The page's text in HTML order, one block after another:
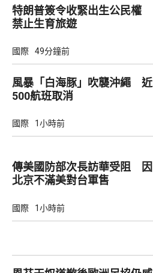
特朗普簽令收緊出生公民權
禁止生育旅遊
國際 49分鐘前
風暴「白海豚」吹襲沖繩 近
500航班取消
國際 1小時前
傳美國防部次長訪華受阻 因
北京不滿美對台軍售
國際 1小時前